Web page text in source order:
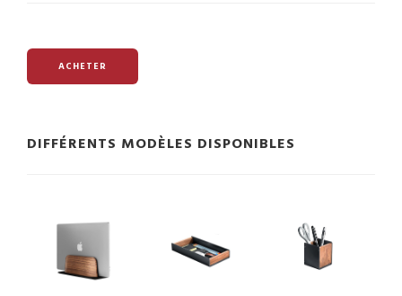
ACHETER
DIFFÉRENTS MODÈLES DISPONIBLES